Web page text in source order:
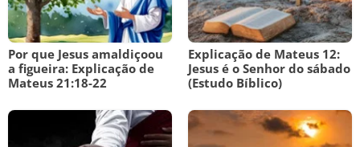
Por que Jesus amaldiçoou
a figueira: Explicação de
Mateus 21:18-22
Explicação de Mateus 12:
Jesus é o Senhor do sábado
(Estudo Bíblico)